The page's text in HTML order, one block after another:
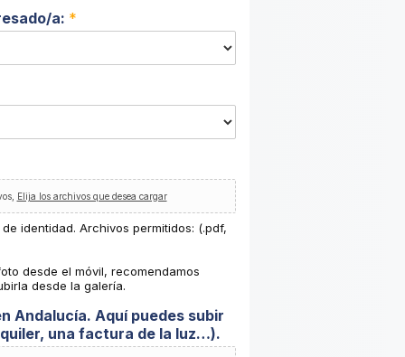
a: *
Elija los archivos que desea cargar
identidad. Archivos permitidos: (.pdf,
desde el móvil, recomendamos
desde la galería.
Andalucía. Aquí puedes subir
una factura de la luz…).